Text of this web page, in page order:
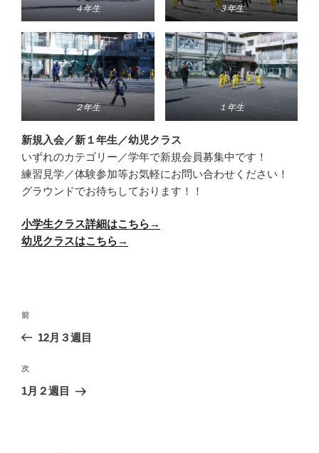
４年生 ３年生
２年生 １年生
新規入会／新１年生／幼児クラス
いずれのカテゴリー／学年で新規会員募集中です！
練習見学／体験参加等お気軽にお問い合わせください！
グラウンドでお待ちしております！！
小学生クラス詳細はこちら→
幼児クラスはこちら→
投
ビ
ゲ
前
の
稿
前
12月３週目
次
の
次
1月２週目